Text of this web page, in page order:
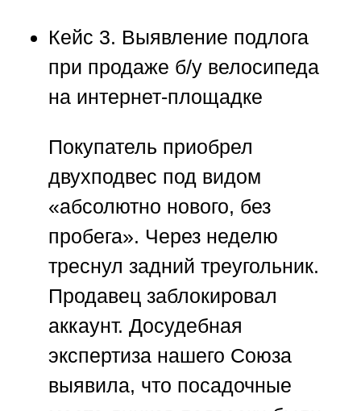
Кейс 3. Выявление подлога
при продаже б/у велосипеда
на интернет-площадке
Покупатель приобрел
двухподвес под видом
«абсолютно нового, без
пробега». Через неделю
треснул задний треугольник.
Продавец заблокировал
аккаунт. Досудебная
экспертиза нашего Союза
выявила, что посадочные